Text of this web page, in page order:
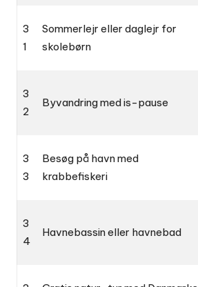
3
1
Sommerlejr eller daglejr for
skolebørn
3
2
Byvandring med is-pause
3
3
Besøg på havn med
krabbefiskeri
3
4
Havnebassin eller havnebad